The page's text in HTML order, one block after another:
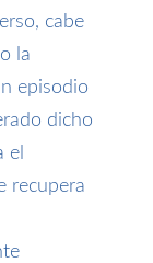
cabe
la
episodio
dicho
el
recupera